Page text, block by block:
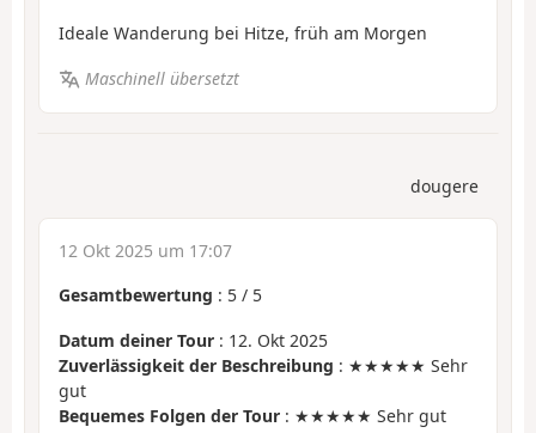
Ideale Wanderung bei Hitze, früh am Morgen
Maschinell übersetzt
dougere
12 Okt 2025 um 17:07
Gesamtbewertung : 5 / 5
Datum deiner Tour : 12. Okt 2025
Zuverlässigkeit der Beschreibung : ★★★★★ Sehr
gut
Bequemes Folgen der Tour : ★★★★★ Sehr gut